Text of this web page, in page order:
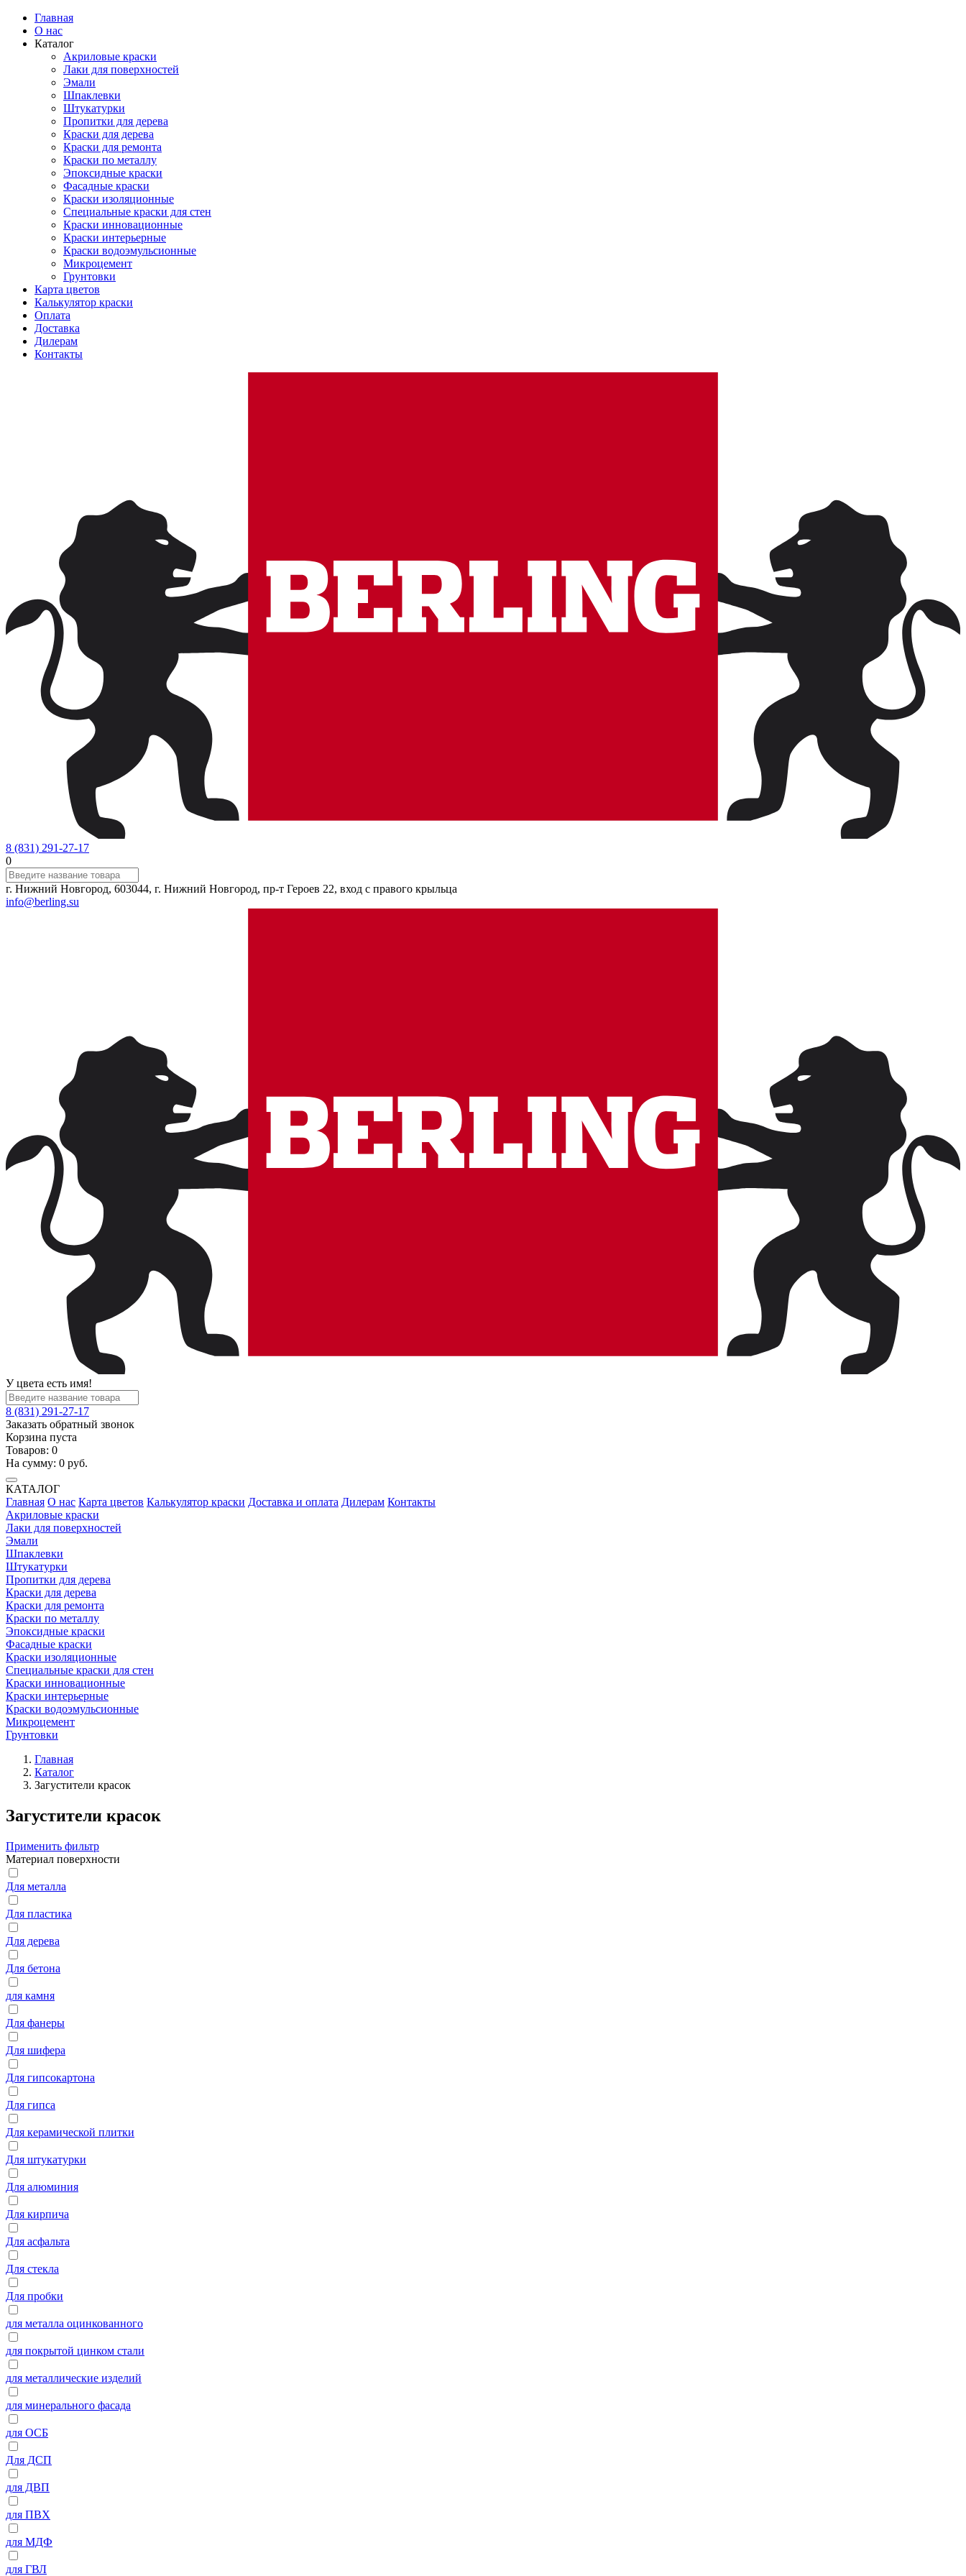
Главная
О нас
Каталог
Акриловые краски
Лаки для поверхностей
Эмали
Шпаклевки
Штукатурки
Пропитки для дерева
Краски для дерева
Краски для ремонта
Краски по металлу
Эпоксидные краски
Фасадные краски
Краски изоляционные
Специальные краски для стен
Краски инновационные
Краски интерьерные
Краски водоэмульсионные
Микроцемент
Грунтовки
Карта цветов
Калькулятор краски
Оплата
Доставка
Дилерам
Контакты
8 (831) 291-27-17
0
г. Нижний Новгород, 603044, г. Нижний Новгород, пр-т Героев 22, вход с правого крыльца
info@berling.su
У цвета есть имя!
8 (831) 291-27-17
Заказать обратный звонок
Корзина пуста
Товаров: 0
На сумму: 0 руб.
КАТАЛОГ
Главная О нас Карта цветов Калькулятор краски Доставка и оплата Дилерам Контакты
Акриловые краски
Лаки для поверхностей
Эмали
Шпаклевки
Штукатурки
Пропитки для дерева
Краски для дерева
Краски для ремонта
Краски по металлу
Эпоксидные краски
Фасадные краски
Краски изоляционные
Специальные краски для стен
Краски инновационные
Краски интерьерные
Краски водоэмульсионные
Микроцемент
Грунтовки
Главная
Каталог
Загустители красок
Загустители красок
Применить фильтр
Материал поверхности
Для металла
Для пластика
Для дерева
Для бетона
для камня
Для фанеры
Для шифера
Для гипсокартона
Для гипса
Для керамической плитки
Для штукатурки
Для алюминия
Для кирпича
Для асфальта
Для стекла
Для пробки
для металла оцинкованного
для покрытой цинком стали
для металлические изделий
для минерального фасада
для ОСБ
Для ДСП
для ДВП
для ПВХ
для МДФ
для ГВЛ